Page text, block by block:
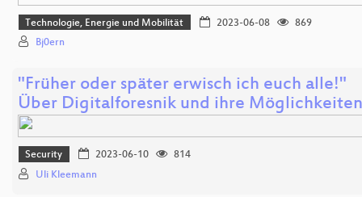
Technologie, Energie und Mobilität 2023-06-08
869
Bj0ern
"Früher oder später erwisch ich euch alle!"
Über Digitalforesnik und ihre Möglichkeiten
Security 2023-06-10
814
Uli Kleemann